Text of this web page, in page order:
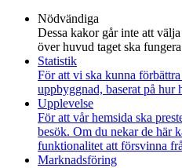
Nödvändiga
Dessa kakor går inte att
över huvud taget ska
Statistik
För att vi ska kunna
uppbyggnad, baserat på hur
Upplevelse
För att vår hemsida ska
besök. Om du nekar de här
funktionalitet att försvinna
Marknadsföring